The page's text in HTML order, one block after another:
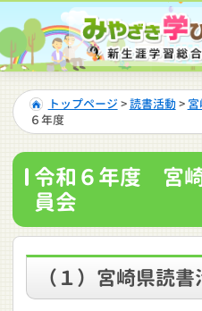
トップページ >読書活動>
６年度
令和６年度 宮
員会
（１）宮崎県読